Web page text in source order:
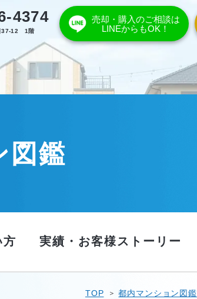
4374
37-12 1階
売却・購入のご相談は
LINEからもOK！
図鑑
方 実績・お客様ストーリー
TOP 都内マンション図鑑